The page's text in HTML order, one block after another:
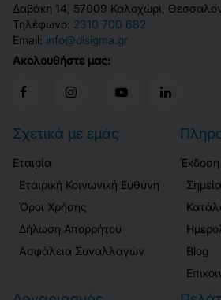
Δαβάκη 14, 57009 Καλοχώρι,
Τηλέφωνο: 2310 700 682
Email: info@disigma.gr
Ακολουθήστε μας:
Σχετικά με εμάς
Εταιρία
Εταιρική Κοινωνική Ευθύνη
Όροι Χρήσης
Δήλωση Απορρήτου
Ασφάλεια Συναλλαγών
Έκδοση
Blog